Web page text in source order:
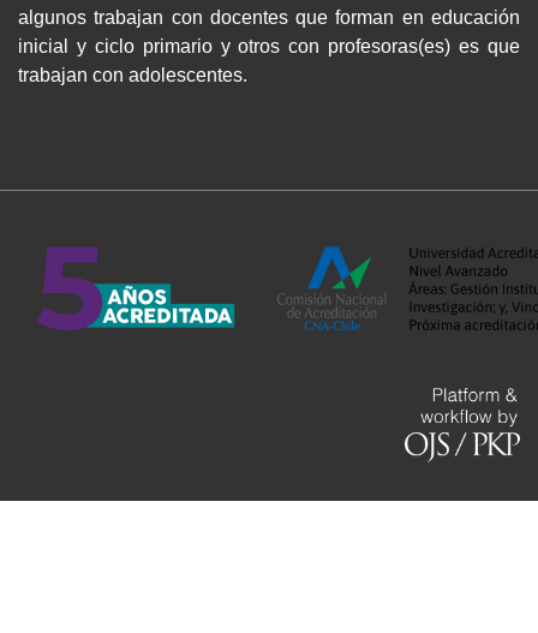
algunos trabajan con docentes que forman en educación
inicial y ciclo primario y otros con profesoras(es) es que
trabajan con adolescentes.